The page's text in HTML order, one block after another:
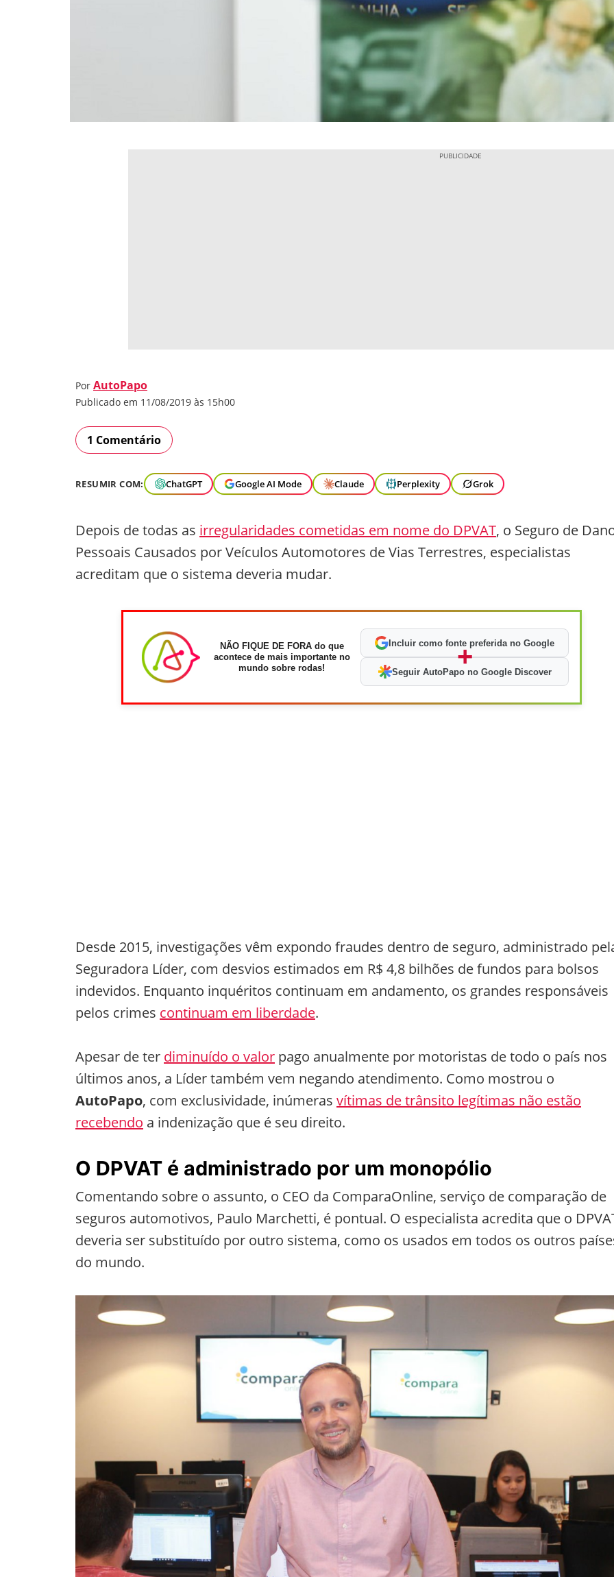
Por AutoPapo
Publicado em 11/08/2019 às 15h00
1 Comentário
RESUMIR COM: ChatGPT Google AI Mode Claude Perplexity Grok
Depois de todas as irregularidades cometidas em nome do DPVAT, o Seguro de
Pessoais Causados por Veículos Automotores de Vias Terrestres, especialistas
acreditam que o sistema deveria mudar.
NÃO FIQUE DE FORA do que
acontece de mais importante no
mundo sobre rodas!
Incluir como fonte preferida no Google
+
Seguir AutoPapo no Google Discover
Desde 2015, investigações vêm expondo fraudes dentro de seguro, administrado
Seguradora Líder, com desvios estimados em R$ 4,8 bilhões de fundos para bolsos
indevidos. Enquanto inquéritos continuam em andamento, os grandes responsáveis
pelos crimes continuam em liberdade.
Apesar de ter diminuído o valor pago anualmente por motoristas de todo o país nos
últimos anos, a Líder também vem negando atendimento. Como mostrou o
AutoPapo, com exclusividade, inúmeras vítimas de trânsito legítimas não estão
recebendo a indenização que é seu direito.
O DPVAT é administrado por um monopólio
Comentando sobre o assunto, o CEO da ComparaOnline, serviço de comparação de
seguros automotivos, Paulo Marchetti, é pontual. O especialista acredita que o
deveria ser substituído por outro sistema, como os usados em todos os outros
do mundo.